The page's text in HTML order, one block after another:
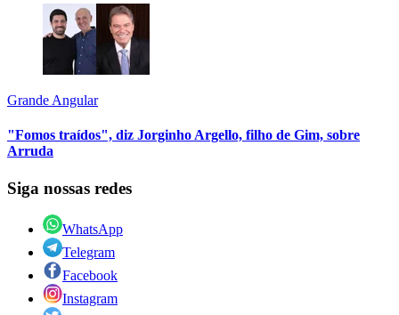
Grande Angular
"Fomos traídos", diz Jorginho Argello, filho de Gim, sobre
Arruda
Siga nossas redes
WhatsApp
Telegram
Facebook
Instagram